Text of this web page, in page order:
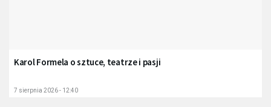
Karol Formela o sztuce, teatrze i pasji
7 sierpnia 2026 - 12:40